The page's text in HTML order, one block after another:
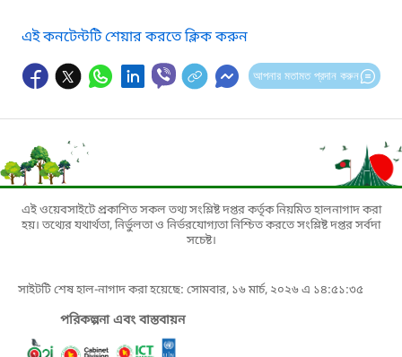
এই কনটেন্টটি শেয়ার করতে ক্লিক করুন
আপনার মতামত প্রদান করুন
এই ওয়েবসাইটে প্রকাশিত সকল তথ্য সংশ্লিষ্ট দপ্তর কর্তৃক নিয়মিত হালনাগাদ করা
হয়। তথ্যের যথার্থতা, নির্ভুলতা ও নির্ভরযোগ্যতা নিশ্চিত করতে সংশ্লিষ্ট দপ্তর সর্বদা
সচেষ্ট।
সাইটটি শেষ হাল-নাগাদ করা হয়েছে: সোমবার, ১৬ মার্চ, ২০২৬ এ ১৪:৫১:৩৫
পরিকল্পনা এবং বাস্তবায়ন